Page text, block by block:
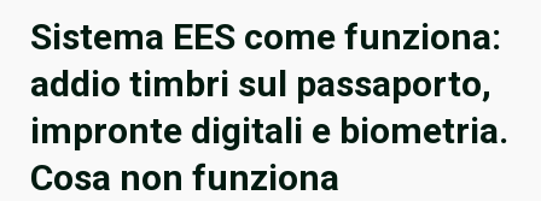
Sistema EES come funziona:
addio timbri sul passaporto,
impronte digitali e biometria.
Cosa non funziona